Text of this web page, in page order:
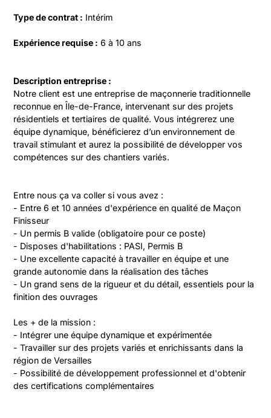
Type de contrat : Intérim
Expérience requise : 6 à 10 ans
Description entreprise :
Notre client est une entreprise de maçonnerie traditionnelle
reconnue en Île-de-France, intervenant sur des projets
résidentiels et tertiaires de qualité. Vous intégrerez une
équipe dynamique, bénéficierez d’un environnement de
travail stimulant et aurez la possibilité de développer vos
compétences sur des chantiers variés.
Entre nous ça va coller si vous avez :
- Entre 6 et 10 années d'expérience en qualité de Maçon
Finisseur
- Un permis B valide (obligatoire pour ce poste)
- Disposes d'habilitations : PASI, Permis B
- Une excellente capacité à travailler en équipe et une
grande autonomie dans la réalisation des tâches
- Un grand sens de la rigueur et du détail, essentiels pour la
finition des ouvrages
Les + de la mission :
- Intégrer une équipe dynamique et expérimentée
- Travailler sur des projets variés et enrichissants dans la
région de Versailles
- Possibilité de développement professionnel et d'obtenir
des certifications complémentaires